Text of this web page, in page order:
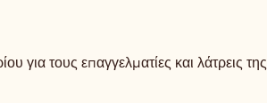
για τους επαγγελματίες και λάτρεις της